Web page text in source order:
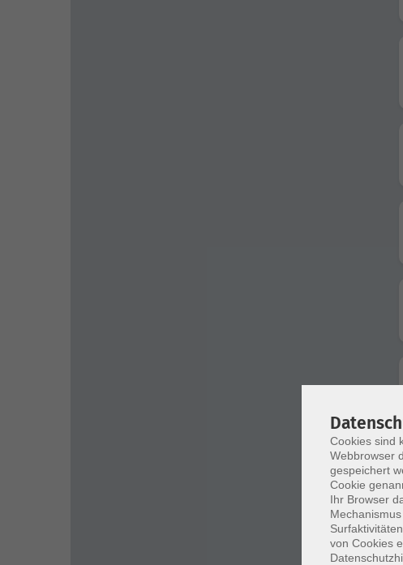
Cookies sind
Webbrowser
gespeichert
Cookie
Ihr Browser
von Cookies